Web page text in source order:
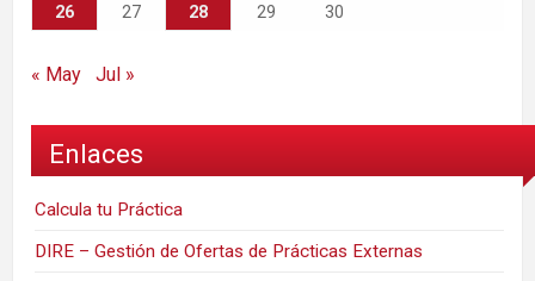
26
27 28 29 30
« May Jul »
Enlaces
Calcula tu Práctica
DIRE – Gestión de Ofertas de Prácticas Externas